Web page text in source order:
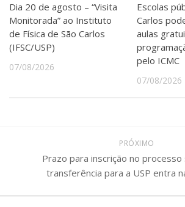
Dia 20 de agosto – “Visita
Monitorada” ao Instituto
de Física de São Carlos
(IFSC/USP)
07/08/2026
Escolas
Carlos
aulas
pelo ICMC
07/08/2026
PRÓXIMO
Prazo para inscrição no
transferência para a USP entra